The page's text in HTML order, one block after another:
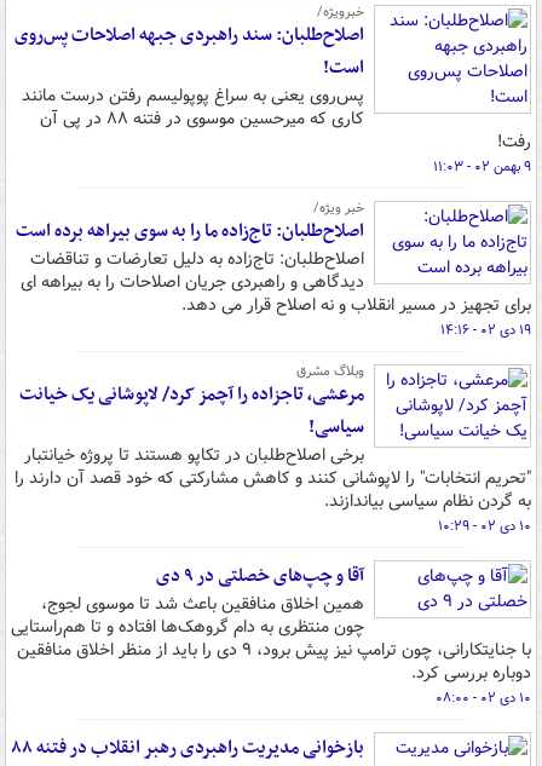
خبرویژه/
اصلاح‌طلبان: سند راهبردی جبهه اصلاحات پس‌روی
است!
پس‌روی یعنی به سراغ پوپولیسم رفتن درست مانند
کاری که میرحسین موسوی در فتنه ۸۸ در پی آن
رفت!
۹ بهمن ۰۲ - ۱۱:۰۳
خبر ویژه/
اصلاح‌طلبان: تاج‌زاده ما را به سوی بیراهه برده است
اصلاح‌طلبان: تاج‌زاده به دلیل تعارضات و تناقضات
دیدگاهی و راهبردی جریان اصلاحات را به بیراهه ای
برای تجهیز در مسیر انقلاب و نه اصلاح قرار می دهد.
۱۹ دی ۰۲ - ۱۴:۱۶
وبلاگ مشرق
مرعشی، تاجزاده را آچمز کرد/ لاپوشانی یک خیانت
سیاسی!
برخی اصلاح‌طلبان در تکاپو هستند تا پروژه خیانتبار
"تحریم انتخابات" را لاپوشانی کنند و کاهش مشارکتی که خود قصد آن دارند را
به گردن نظام سیاسی بیاندازند.
۱۰ دی ۰۲ - ۱۰:۲۹
آقا و چپ‌های خصلتی در ۹ دی
همین اخلاق منافقین باعث شد تا موسوی لجوج،
چون منتظری به دام گروهک‌ها افتاده و تا هم‌راستایی
با جنایتکارانی، چون ترامپ نیز پیش برود، ۹ دی را باید از منظر اخلاق منافقین
دوباره بررسی کرد.
۱۰ دی ۰۲ - ۰۸:۰۰
بازخوانی مدیریت راهبردی رهبر انقلاب در فتنه ۸۸